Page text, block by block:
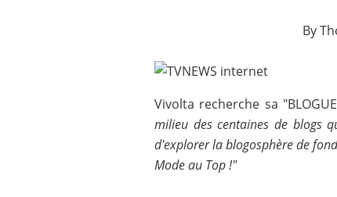
By
Vivolta recherche sa
milieu des centaines de blogs
d'explorer la blogosphère de
Mode au Top !"